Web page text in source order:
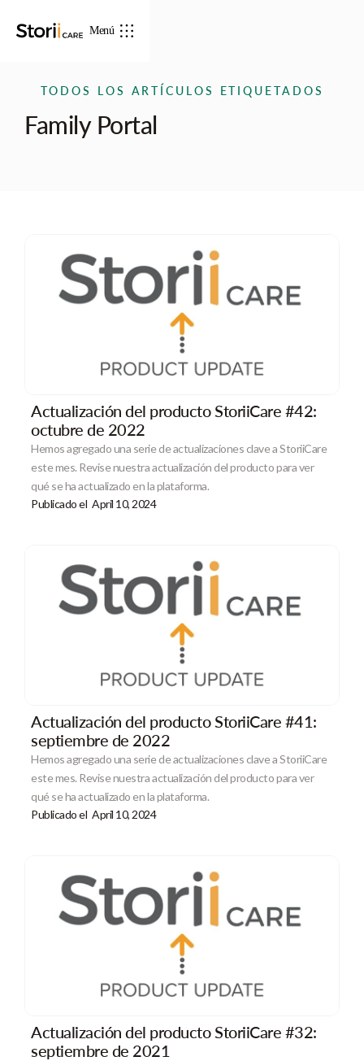
Menú
TODOS LOS ARTÍCULOS ETIQUETADOS
Family Portal
Actualización del producto StoriiCare #42:
octubre de 2022
Hemos agregado una serie de actualizaciones clave a StoriiCare
este mes. Revise nuestra actualización del producto para ver
qué se ha actualizado en la plataforma.
Publicado el April 10, 2024
Actualización del producto StoriiCare #41:
septiembre de 2022
Hemos agregado una serie de actualizaciones clave a StoriiCare
este mes. Revise nuestra actualización del producto para ver
qué se ha actualizado en la plataforma.
Publicado el April 10, 2024
Actualización del producto StoriiCare #32:
septiembre de 2021